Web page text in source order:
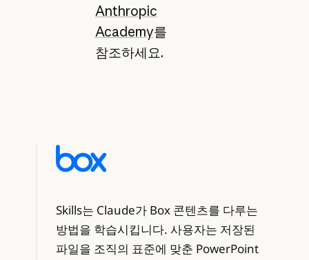
Anthropic
Academy를
참조하세요.
Skills는 Claude가 Box 콘텐츠를 다루는
방법을 학습시킵니다. 사용자는 저장된
파일을 조직의 표준에 맞춘 PowerPoint